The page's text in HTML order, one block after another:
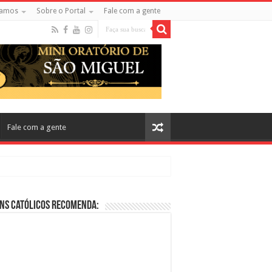
Sobre o Portal Fale com a gente
Fale com a gente
no Cinema
Católicos Recomenda: